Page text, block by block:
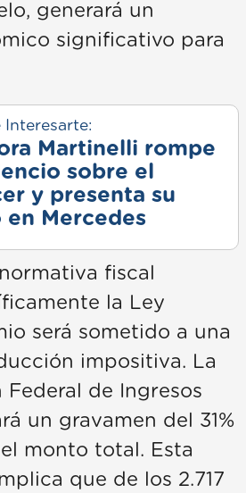
generará un
significativo para
Interesarte:
Martinelli rompe
sobre el
y presenta su
en Mercedes
fiscal
la Ley
será sometido a una
impositiva. La
de Ingresos
un gravamen del 31%
monto total. Esta
que de los 2.717